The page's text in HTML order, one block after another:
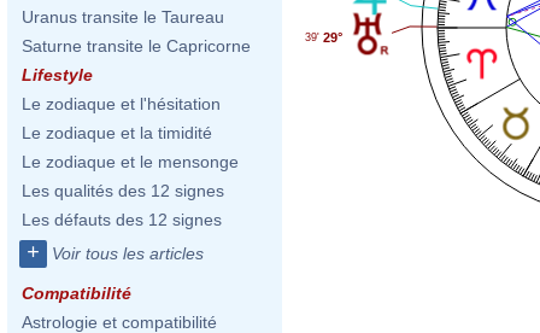
Uranus transite le Taureau
Saturne transite le Capricorne
Lifestyle
Le zodiaque et l'hésitation
Le zodiaque et la timidité
Le zodiaque et le mensonge
Les qualités des 12 signes
Les défauts des 12 signes
+ Voir tous les articles
Compatibilité
Astrologie et compatibilité
29°
39'